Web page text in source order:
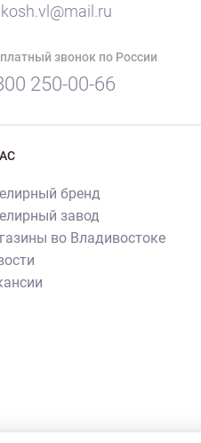
звонок по России
250-00-66
бренд
завод
во Владивостоке